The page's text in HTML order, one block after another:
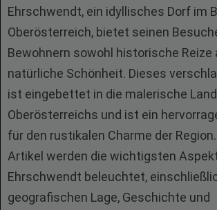
Ehrschwendt, ein idyllisches Dorf im
Oberösterreich, bietet seinen
Bewohnern sowohl historische Reize
natürliche Schönheit. Dieses
ist eingebettet in die malerische
Oberösterreichs und ist ein
für den rustikalen Charme der
Artikel werden die wichtigsten
Ehrschwendt beleuchtet,
geografischen Lage, Geschichte und